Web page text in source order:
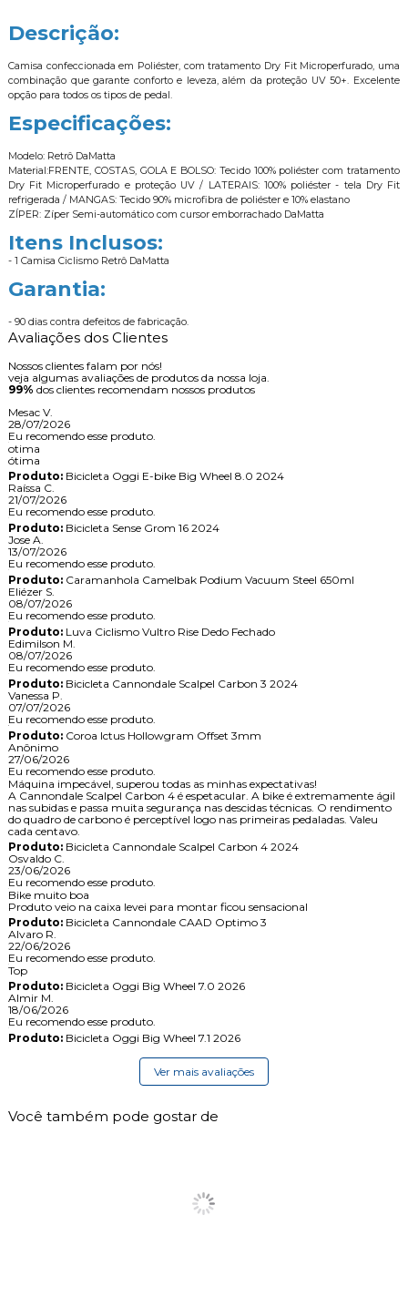
Descrição:
Camisa confeccionada em Poliéster, com tratamento Dry Fit Microperfurado, uma
combinação que garante conforto e leveza, além da proteção UV 50+. Excelente
opção para todos os tipos de pedal.
Especificações:
Modelo: Retrô DaMatta
Material:FRENTE, COSTAS, GOLA E BOLSO: Tecido 100% poliéster com tratamento
Dry Fit Microperfurado e proteção UV / LATERAIS: 100% poliéster - tela Dry Fit
refrigerada / MANGAS: Tecido 90% microfibra de poliéster e 10% elastano
ZÍPER: Zíper Semi-automático com cursor emborrachado DaMatta
Itens Inclusos:
- 1 Camisa Ciclismo Retrô DaMatta
Garantia:
- 90 dias contra defeitos de fabricação.
Avaliações dos Clientes
Nossos clientes falam por nós!
veja algumas avaliações de produtos da nossa loja.
99% dos clientes recomendam nossos produtos
Mesac V.
28/07/2026
Eu recomendo esse produto.
otima
ótima
Produto:Bicicleta Oggi E-bike Big Wheel 8.0 2024
Raíssa C.
21/07/2026
Eu recomendo esse produto.
Produto:Bicicleta Sense Grom 16 2024
Jose A.
13/07/2026
Eu recomendo esse produto.
Produto:Caramanhola Camelbak Podium Vacuum Steel 650ml
Eliézer S.
08/07/2026
Eu recomendo esse produto.
Produto:Luva Ciclismo Vultro Rise Dedo Fechado
Edimilson M.
08/07/2026
Eu recomendo esse produto.
Produto:Bicicleta Cannondale Scalpel Carbon 3 2024
Vanessa P.
07/07/2026
Eu recomendo esse produto.
Produto:Coroa Ictus Hollowgram Offset 3mm
Anônimo
27/06/2026
Eu recomendo esse produto.
Máquina impecável, superou todas as minhas expectativas!
A Cannondale Scalpel Carbon 4 é espetacular. A bike é extremamente ágil
nas subidas e passa muita segurança nas descidas técnicas. O rendimento
do quadro de carbono é perceptível logo nas primeiras pedaladas. Valeu
cada centavo.
Produto:Bicicleta Cannondale Scalpel Carbon 4 2024
Osvaldo C.
23/06/2026
Eu recomendo esse produto.
Bike muito boa
Produto veio na caixa levei para montar ficou sensacional
Produto:Bicicleta Cannondale CAAD Optimo 3
Alvaro R.
22/06/2026
Eu recomendo esse produto.
Top
Produto:Bicicleta Oggi Big Wheel 7.0 2026
Almir M.
18/06/2026
Eu recomendo esse produto.
Produto:Bicicleta Oggi Big Wheel 7.1 2026
Ver mais avaliações
Você também pode gostar de